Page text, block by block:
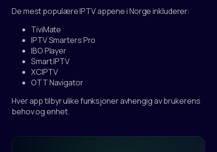
De mest populære IPTV appene i Norge inkluderer:
TiviMate
IPTV Smarters Pro
IBO Player
Smart IPTV
XCIPTV
OTT Navigator
Hver app tilbyr ulike funksjoner avhengig av brukerens
behov og enhet.